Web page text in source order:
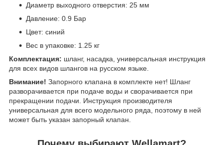
Диаметр выходного отверстия: 25 мм
Давление: 0.9 Бар
Цвет: синий
Вес в упаковке: 1.25 кг
Комплектация: шланг, насадка, универсальная инструкция
для всех видов шлангов на русском языке.
Внимание! Запорного клапана в комплекте нет! Шланг
разворачивается при подаче воды и сворачивается при
прекращении подачи. Инструкция производителя
универсальная для всего модельного ряда, поэтому в ней
может быть указан запорный клапан.